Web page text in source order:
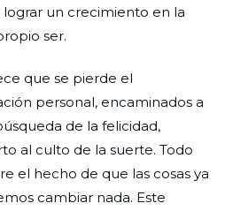
un crecimiento en la
ser.
que se pierde el
personal, encaminados a
de la felicidad,
al culto de la suerte. Todo
el hecho de que las cosas ya
cambiar nada. Este